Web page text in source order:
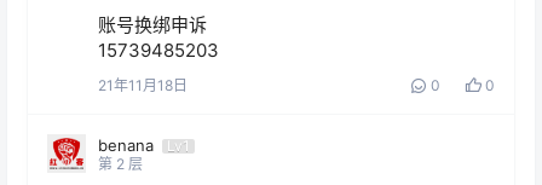
账号换绑申诉
15739485203
21年11月18日 0 0
benana
Lv1
第 2 层